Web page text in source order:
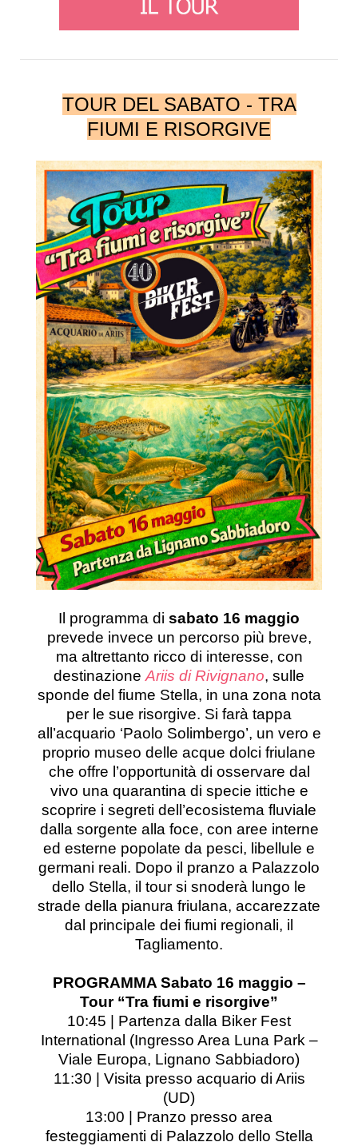
TOUR DEL SABATO - TRA
FIUMI E RISORGIVE
Il programma di sabato 16 maggio
prevede invece un percorso più breve,
ma altrettanto ricco di interesse, con
destinazioneAriis di Rivignano, sulle
sponde del fiume Stella, in una zona nota
per le sue risorgive. Si farà tappa
all’acquario ‘Paolo Solimbergo’, un vero e
proprio museo delle acque dolci friulane
che offre l’opportunità di osservare dal
vivo una quarantina di specie ittiche e
scoprire i segreti dell’ecosistema fluviale
dalla sorgente alla foce, con aree interne
ed esterne popolate da pesci, libellule e
germani reali. Dopo il pranzo a Palazzolo
dello Stella, il tour si snoderà lungo le
strade della pianura friulana, accarezzate
dal principale dei fiumi regionali, il
Tagliamento.
PROGRAMMA Sabato 16 maggio –
Tour “Tra fiumi e risorgive”
10:45 | Partenza dalla Biker Fest
International (Ingresso Area Luna Park –
Viale Europa, Lignano Sabbiadoro)
11:30 | Visita presso acquario di Ariis
(UD)
13:00 | Pranzo presso area
festeggiamenti di Palazzolo dello Stella